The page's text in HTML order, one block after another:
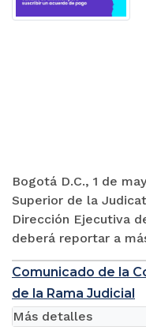
Bogotá D.C., 1 de
Superior de la
Dirección Ejecutiva
deberá reportar a
Comunicado de la
de la Rama Judicial
Más detalles